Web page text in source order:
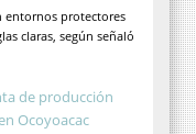
entornos protectores
claras, según señaló
de producción
Ocoyoacac